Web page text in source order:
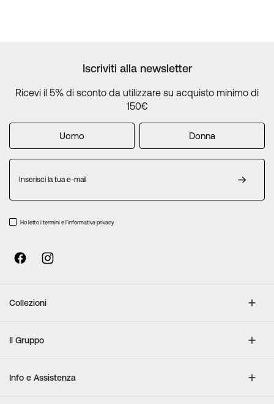
Iscriviti alla newsletter
Ricevi il 5% di sconto da utilizzare su acquisto minimo di
150€
Uomo Donna
alla
Ho letto i termini e l'informativa privacy
Collezioni
Il Gruppo
Info e Assistenza